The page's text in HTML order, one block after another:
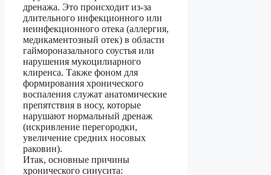
дренажа. Это происходит из-за
длительного инфекционного или
неинфекционного отека (аллергия,
медикаментозный отек) в области
гаймороназального соустья или
нарушения мукоцилиарного
клиренса. Также фоном для
формирования хронического
воспаления служат анатомические
препятствия в носу, которые
нарушают нормальный дренаж
(искривление перегородки,
увеличение средних носовых
раковин).
Итак, основные причины
хронического синусита: